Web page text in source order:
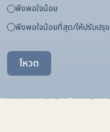
พึงพอใจน้อย
พึงพอใจน้อยที่สุด/ให้ปรับปรุง
โหวต